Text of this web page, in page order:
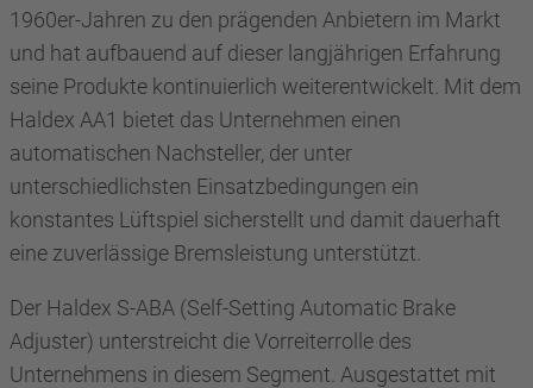
1960er-Jahren zu den prägenden Anbietern im Markt
und hat aufbauend auf dieser langjährigen Erfahrung
seine Produkte kontinuierlich weiterentwickelt. Mit dem
Haldex AA1 bietet das Unternehmen einen
automatischen Nachsteller, der unter
unterschiedlichsten Einsatzbedingungen ein
konstantes Lüftspiel sicherstellt und damit dauerhaft
eine zuverlässige Bremsleistung unterstützt.
Der Haldex S-ABA (Self-Setting Automatic Brake
Adjuster) unterstreicht die Vorreiterrolle des
Unternehmens in diesem Segment. Ausgestattet mit